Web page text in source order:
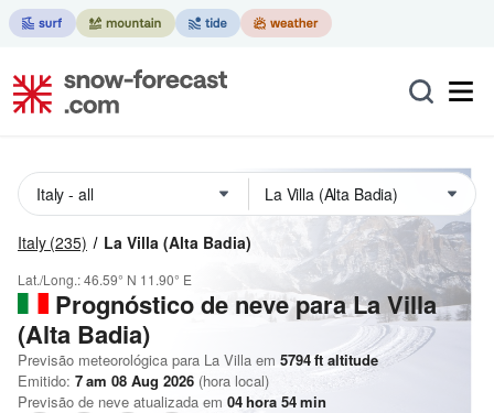
Italy (235) La Villa (Alta Badia)
Lat./Long.:46.59° N 11.90° E
Prognóstico de neve para La Villa
(Alta Badia)
Previsão meteorológica para La Villa em 5794ft altitude
Emitido: 7 am 08 Aug 2026 (hora local)
Previsão de neve atualizada em 04hora 54min